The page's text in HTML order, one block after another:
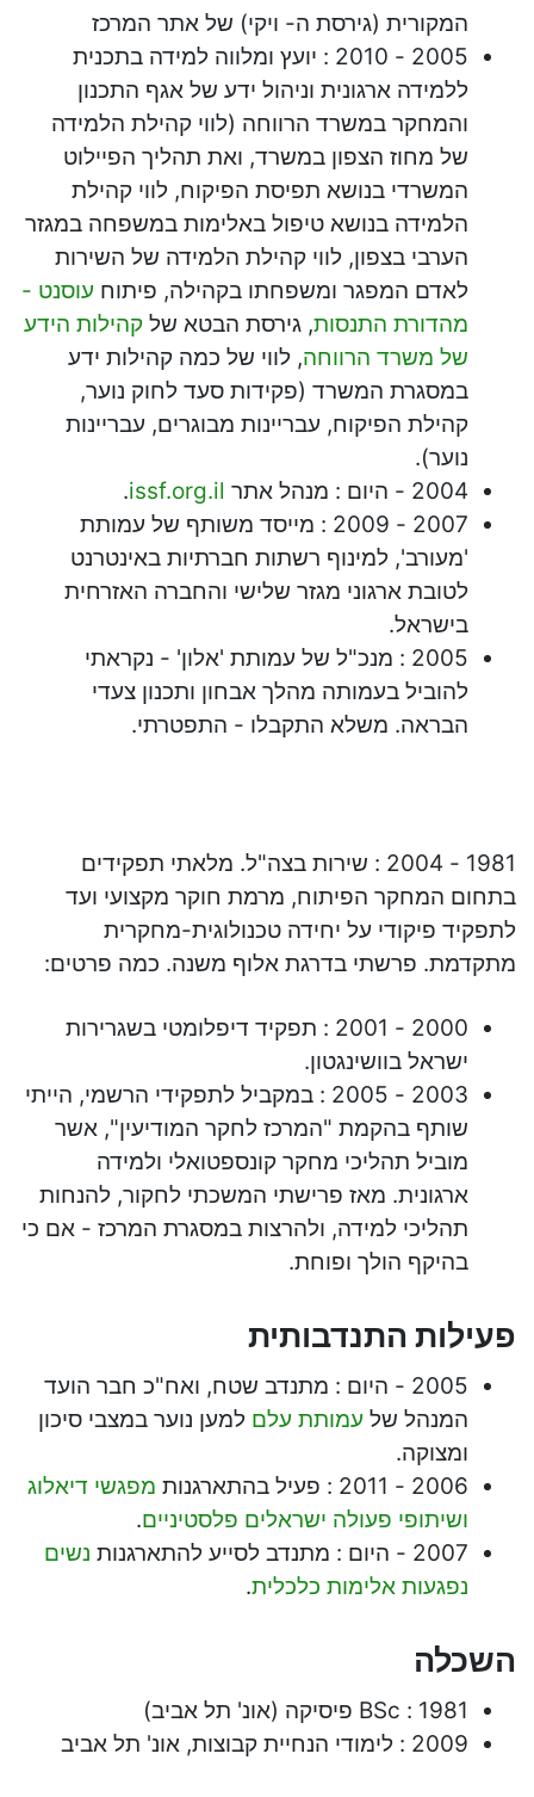
המקורית (גירסת ה- ויקי) של אתר המרכז
2005 - 2010 : יועץ ומלווה למידה בתכנית
ללמידה ארגונית וניהול ידע של אגף התכנון
והמחקר במשרד הרווחה (לווי קהילת הלמידה
של מחוז הצפון במשרד, ואת תהליך הפיילוט
המשרדי בנושא תפיסת הפיקוח, לווי קהילת
הלמידה בנושא טיפול באלימות במשפחה במגזר
הערבי בצפון, לווי קהילת הלמידה של השירות
לאדם המפגר ומשפחתו בקהילה, פיתוח עוסנט -
מהדורת התנסות, גירסת הבטא של קהילות הידע
של משרד הרווחה, לווי של כמה קהילות ידע
במסגרת המשרד (פקידות סעד לחוק נוער,
קהילת הפיקוח, עבריינות מבוגרים, עבריינות
נוער).
2004 - היום : מנהל אתר
issf.org.il
.
2007 - 2009 : מייסד משותף של עמותת
'מעורב', למינוף רשתות חברתיות באינטרנט
לטובת ארגוני מגזר שלישי והחברה האזרחית
בישראל.
2005 : מנכ"ל של עמותת 'אלון' - נקראתי
להוביל בעמותה מהלך אבחון ותכנון צעדי
הבראה. משלא התקבלו - התפטרתי.
1981 - 2004 : שירות בצה"ל. מלאתי תפקידים
בתחום המחקר הפיתוח, מרמת חוקר מקצועי ועד
לתפקיד פיקודי על יחידה טכנולוגית-מחקרית
מתקדמת. פרשתי בדרגת אלוף משנה. כמה פרטים:
2000 - 2001 : תפקיד דיפלומטי בשגרירות
ישראל בוושינגטון.
2003 - 2005 : במקביל לתפקידי הרשמי, הייתי
שותף בהקמת "המרכז לחקר המודיעין", אשר
מוביל תהליכי מחקר קונספטואלי ולמידה
ארגונית. מאז פרישתי המשכתי לחקור, להנחות
תהליכי למידה, ולהרצות במסגרת המרכז - אם כי
בהיקף הולך ופוחת.
פעילות התנדבותית
2005 - היום : מתנדב שטח, ואח"כ חבר הועד
המנהל של עמותת עלם למען נוער במצבי סיכון
ומצוקה.
2006 - 2011 : פעיל בהתארגנות
מפגשי דיאלוג
ושיתופי פעולה ישראלים פלסטיניים.
2007 - היום : מתנדב לסייע להתארגנות
נשים
נפגעות אלימות כלכלית.
השכלה
1981 : BSc פיסיקה (אונ' תל אביב)
2009 : לימודי הנחיית קבוצות, אונ' תל אביב